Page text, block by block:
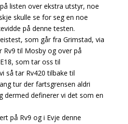
listen over ekstra utstyr, noe
skulle se for seg en noe
på denne testen.
som går fra Grimstad, via
Rv9 til Mosby og over på
som tar oss til
så tar Rv420 tilbake til
tur der fartsgrensen aldri
dermed definerer vi det som en
på Rv9 og i Evje denne